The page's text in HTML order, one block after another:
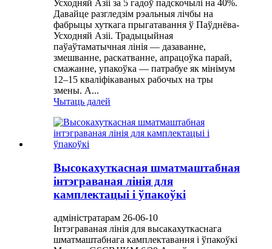
Усходняй Азіі за 5 гадоў падскочылі на 40%.
Давайце разгледзім рэальныя лічбы на
фабрыцы хуткага прыгатавання ў Паўднёва-
Усходняй Азіі. Традыцыйная
паўаўтаматычная лінія — дазаванне,
змешванне, раскатванне, апрацоўка парай,
смажанне, упакоўка — патрабуе як мінімум
12–15 кваліфікаваных рабочых на тры
змены. А...
Чытаць далей
Высокахуткасная шматмаштабная
інтэграваная лінія для
камплектацыі і ўпакоўкі
адміністратарам 26-06-10
Інтэграваная лінія для высакахуткаснага
шматмаштабнага камплектавання і ўпакоўкі